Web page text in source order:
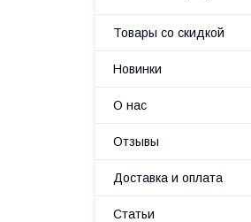
Товары со скидкой
Новинки
О нас
Отзывы
Доставка и оплата
Статьи